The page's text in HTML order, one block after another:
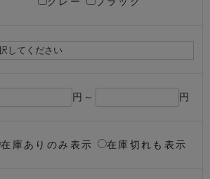
円～ 円
在庫ありのみ表示 在庫切れも表示